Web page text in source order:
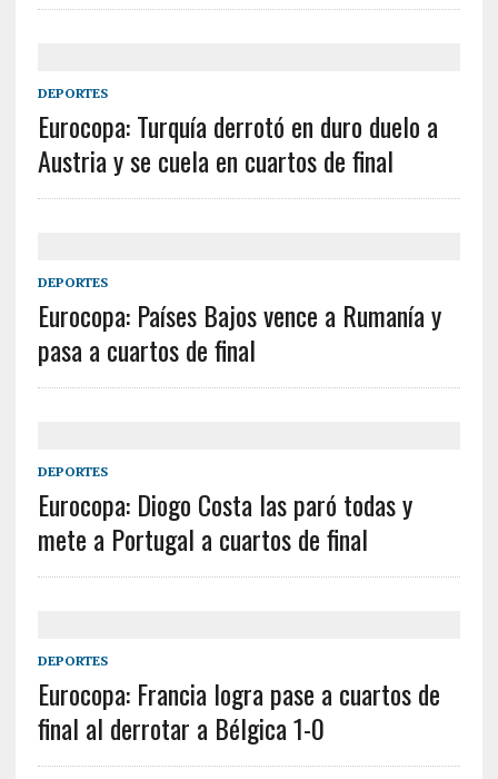
DEPORTES
Eurocopa: Turquía derrotó en duro duelo a
Austria y se cuela en cuartos de final
DEPORTES
Eurocopa: Países Bajos vence a Rumanía y
pasa a cuartos de final
DEPORTES
Eurocopa: Diogo Costa las paró todas y
mete a Portugal a cuartos de final
DEPORTES
Eurocopa: Francia logra pase a cuartos de
final al derrotar a Bélgica 1-0